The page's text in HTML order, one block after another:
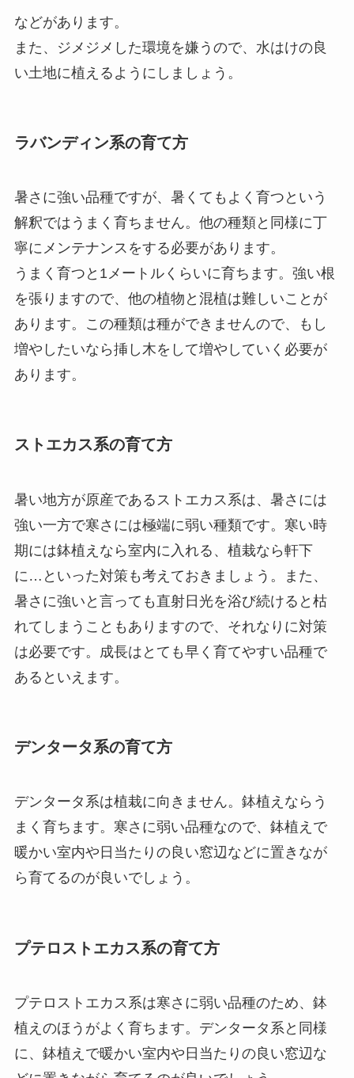
などがあります。
また、ジメジメした環境を嫌うので、水はけの良
い土地に植えるようにしましょう。
ラバンディン系の育て方
暑さに強い品種ですが、暑くてもよく育つという
解釈ではうまく育ちません。他の種類と同様に丁
寧にメンテナンスをする必要があります。
うまく育つと1メートルくらいに育ちます。強い根
を張りますので、他の植物と混植は難しいことが
あります。この種類は種ができませんので、もし
増やしたいなら挿し木をして増やしていく必要が
あります。
ストエカス系の育て方
暑い地方が原産であるストエカス系は、暑さには
強い一方で寒さには極端に弱い種類です。寒い時
期には鉢植えなら室内に入れる、植栽なら軒下
に…といった対策も考えておきましょう。また、
暑さに強いと言っても直射日光を浴び続けると枯
れてしまうこともありますので、それなりに対策
は必要です。成長はとても早く育てやすい品種で
あるといえます。
デンタータ系の育て方
デンタータ系は植栽に向きません。鉢植えならう
まく育ちます。寒さに弱い品種なので、鉢植えで
暖かい室内や日当たりの良い窓辺などに置きなが
ら育てるのが良いでしょう。
プテロストエカス系の育て方
プテロストエカス系は寒さに弱い品種のため、鉢
植えのほうがよく育ちます。デンタータ系と同様
に、鉢植えで暖かい室内や日当たりの良い窓辺な